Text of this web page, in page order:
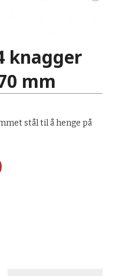
knagger
mm
stål til å henge på